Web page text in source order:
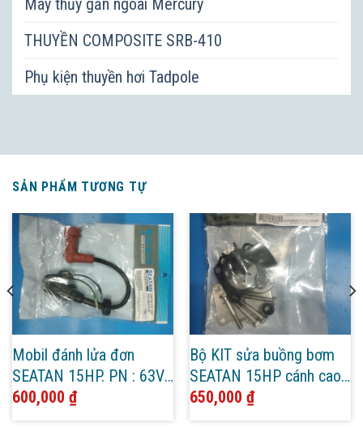
Máy thủy gắn ngoài Mercury
THUYỀN COMPOSITE SRB-410
Phụ kiện thuyền hơi Tadpole
SẢN PHẨM TƯƠNG TỰ
Mobil đánh lửa đơn
SEATAN 15HP. PN : 63V-
85570-00
600,000 ₫
Bộ KIT sửa buồng bơm
SEATAN 15HP cánh cao.
PN : 6B4-W0078-0A
650,000 ₫